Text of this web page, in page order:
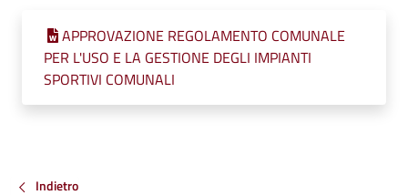
APPROVAZIONE REGOLAMENTO COMUNALE
PER L'USO E LA GESTIONE DEGLI IMPIANTI
SPORTIVI COMUNALI
Indietro